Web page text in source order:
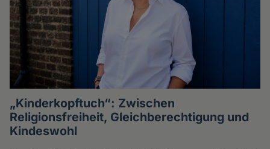
„Kinderkopftuch“: Zwischen
Religionsfreiheit, Gleichberechtigung und
Kindeswohl